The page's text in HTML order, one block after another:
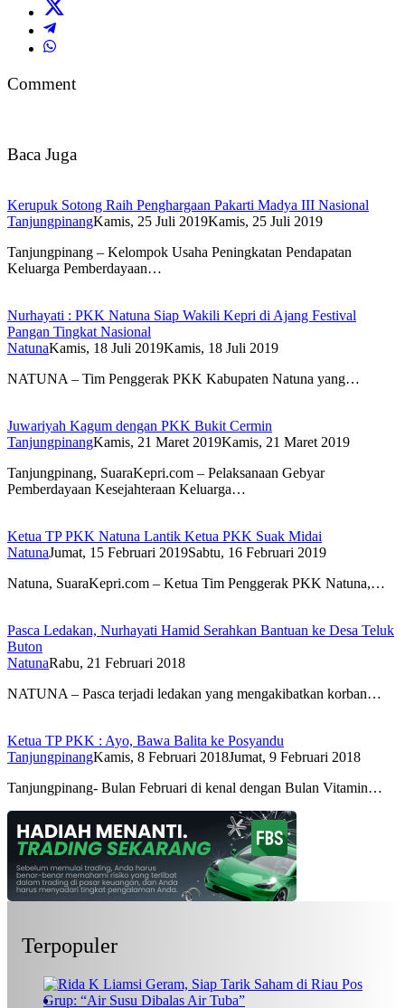
Comment
Baca Juga
Kerupuk Sotong Raih Penghargaan Pakarti Madya III Nasional
TanjungpinangKamis, 25 Juli 2019Kamis, 25 Juli 2019
Tanjungpinang – Kelompok Usaha Peningkatan Pendapatan
Keluarga Pemberdayaan…
Nurhayati : PKK Natuna Siap Wakili Kepri di Ajang Festival
Pangan Tingkat Nasional
NatunaKamis, 18 Juli 2019Kamis, 18 Juli 2019
NATUNA – Tim Penggerak PKK Kabupaten Natuna yang…
Juwariyah Kagum dengan PKK Bukit Cermin
TanjungpinangKamis, 21 Maret 2019Kamis, 21 Maret 2019
Tanjungpinang, SuaraKepri.com – Pelaksanaan Gebyar
Pemberdayaan Kesejahteraan Keluarga…
Ketua TP PKK Natuna Lantik Ketua PKK Suak Midai
NatunaJumat, 15 Februari 2019Sabtu, 16 Februari 2019
Natuna, SuaraKepri.com – Ketua Tim Penggerak PKK Natuna,…
Pasca Ledakan, Nurhayati Hamid Serahkan Bantuan ke Desa Teluk
Buton
NatunaRabu, 21 Februari 2018
NATUNA – Pasca terjadi ledakan yang mengakibatkan korban…
Ketua TP PKK : Ayo, Bawa Balita ke Posyandu
TanjungpinangKamis, 8 Februari 2018Jumat, 9 Februari 2018
Tanjungpinang- Bulan Februari di kenal dengan Bulan Vitamin…
Terpopuler